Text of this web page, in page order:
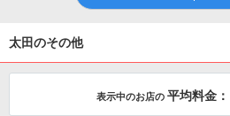
太田のその他
表示中のお店の 平均料金：